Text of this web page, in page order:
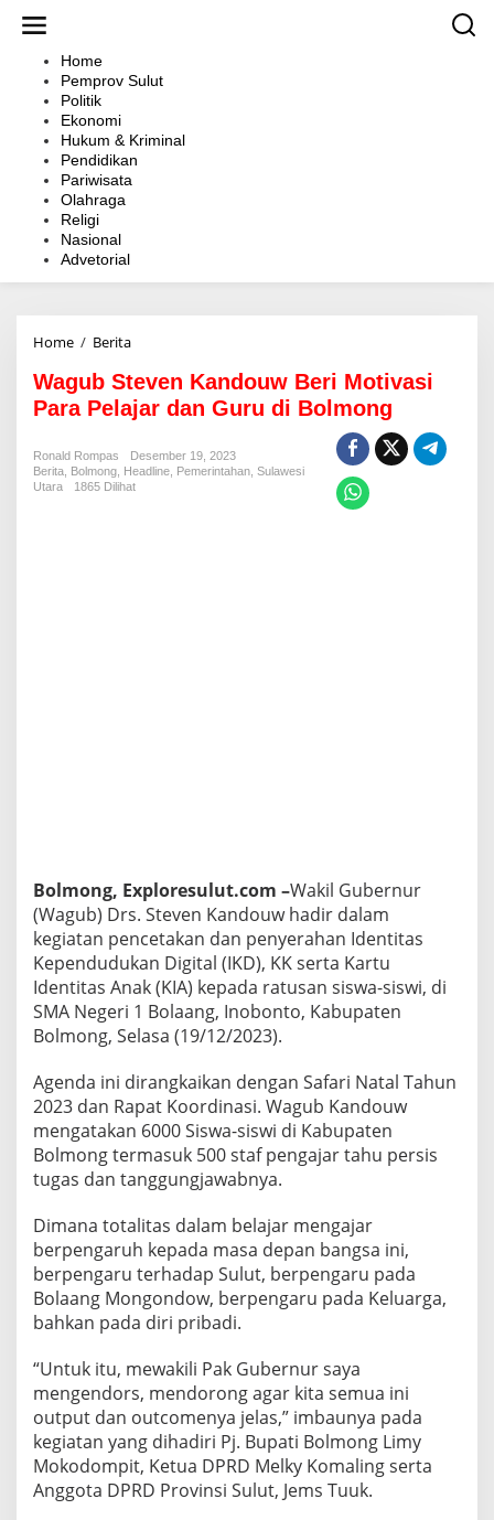
Home
Pemprov Sulut
Politik
Ekonomi
Hukum & Kriminal
Pendidikan
Pariwisata
Olahraga
Religi
Nasional
Advetorial
Home / Berita
g
u
b
t
e
s
i
P
a
a
P
e
a
a
r
d
a
G
u
r
u
d
B
l
m
o
g
Wagub Steven Kandouw Beri Motivasi
Para Pelajar dan Guru di Bolmong
Ronald Rompas
Desember 19, 2023
Berita Bolmong Headline Pemerintahan Sulawesi
Utara
1865 Dilihat
Bolmong, Exploresulut.com –Wakil Gubernur
(Wagub) Drs. Steven Kandouw hadir dalam
kegiatan pencetakan dan penyerahan Identitas
Kependudukan Digital (IKD), KK serta Kartu
Identitas Anak (KIA) kepada ratusan siswa-siswi, di
SMA Negeri 1 Bolaang, Inobonto, Kabupaten
Bolmong, Selasa (19/12/2023).
Agenda ini dirangkaikan dengan Safari Natal Tahun
2023 dan Rapat Koordinasi. Wagub Kandouw
mengatakan 6000 Siswa-siswi di Kabupaten
Bolmong termasuk 500 staf pengajar tahu persis
tugas dan tanggungjawabnya.
Dimana totalitas dalam belajar mengajar
berpengaruh kepada masa depan bangsa ini,
berpengaru terhadap Sulut, berpengaru pada
Bolaang Mongondow, berpengaru pada Keluarga,
bahkan pada diri pribadi.
“Untuk itu, mewakili Pak Gubernur saya
mengendors, mendorong agar kita semua ini
output dan outcomenya jelas,” imbaunya pada
kegiatan yang dihadiri Pj. Bupati Bolmong Limy
Mokodompit, Ketua DPRD Melky Komaling serta
Anggota DPRD Provinsi Sulut, Jems Tuuk.